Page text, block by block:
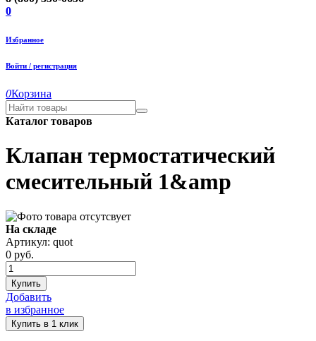
0
Избранное
Войти / регистрация
0Корзина
Каталог товаров
Клапан термостатический
смесительный 1&amp
На складе
Артикул: quot
0 руб.
Купить
Добавить
в избранное